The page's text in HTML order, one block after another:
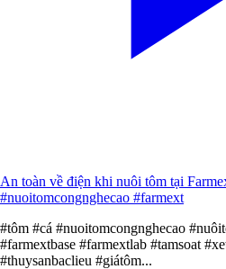
An toàn về điện khi nuôi tôm tại
#nuoitomcongnghecao #farmext
#tôm #cá #nuoitomcongnghecao
#farmextbase #farmextlab #tamsoat
#thuysanbaclieu #giátôm...